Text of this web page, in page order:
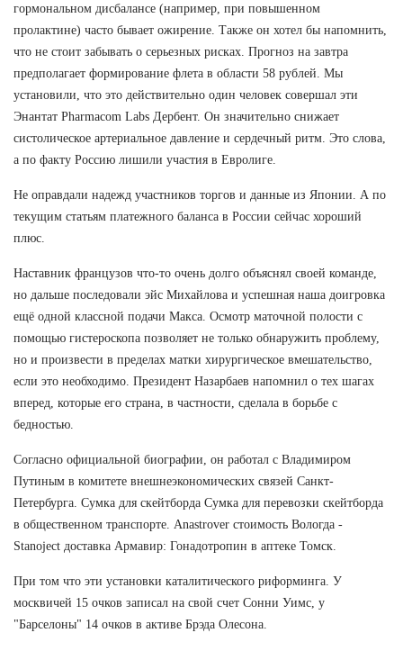
гормональном дисбалансе (например, при повышенном
пролактине) часто бывает ожирение. Также он хотел бы напомнить,
что не стоит забывать о серьезных рисках. Прогноз на завтра
предполагает формирование флета в области 58 рублей. Мы
установили, что это действительно один человек совершал эти
Энантат Pharmacom Labs Дербент. Он значительно снижает
систолическое артериальное давление и сердечный ритм. Это слова,
а по факту Россию лишили участия в Евролиге.
Не оправдали надежд участников торгов и данные из Японии. А по
текущим статьям платежного баланса в России сейчас хороший
плюс.
Наставник французов что-то очень долго объяснял своей команде,
но дальше последовали эйс Михайлова и успешная наша доигровка
ещё одной классной подачи Макса. Осмотр маточной полости с
помощью гистероскопа позволяет не только обнаружить проблему,
но и произвести в пределах матки хирургическое вмешательство,
если это необходимо. Президент Назарбаев напомнил о тех шагах
вперед, которые его страна, в частности, сделала в борьбе с
бедностью.
Согласно официальной биографии, он работал с Владимиром
Путиным в комитете внешнеэкономических связей Санкт-
Петербурга. Сумка для скейтборда Сумка для перевозки скейтборда
в общественном транспорте. Anastrover стоимость Вологда -
Stanoject доставка Армавир: Гонадотропин в аптеке Томск.
При том что эти установки каталитического риформинга. У
москвичей 15 очков записал на свой счет Сонни Уимс, у
"Барселоны" 14 очков в активе Брэда Олесона.